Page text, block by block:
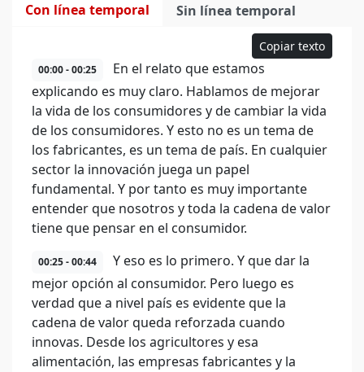
Con línea temporal Sin línea temporal
Copiar texto
00:00 - 00:25
En el relato que estamos
explicando es muy claro. Hablamos de mejorar
la vida de los consumidores y de cambiar la vida
de los consumidores. Y esto no es un tema de
los fabricantes, es un tema de país. En cualquier
sector la innovación juega un papel
fundamental. Y por tanto es muy importante
entender que nosotros y toda la cadena de valor
tiene que pensar en el consumidor.
00:25 - 00:44
Y eso es lo primero. Y que dar la
mejor opción al consumidor. Pero luego es
verdad que a nivel país es evidente que la
cadena de valor queda reforzada cuando
innovas. Desde los agricultores y esa
alimentación, las empresas fabricantes y la